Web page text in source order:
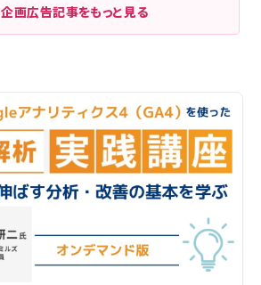
企画広告記事をもっと見る